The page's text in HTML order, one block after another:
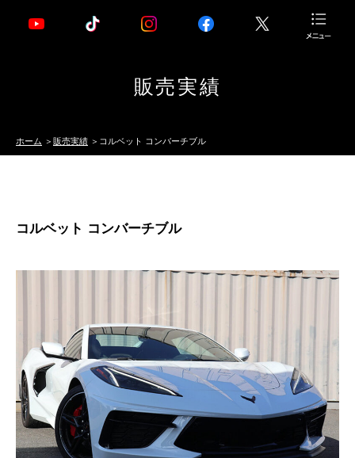
販売実績
ホーム 販売実績 コルベット コンバーチブル
コルベット コンバーチブル